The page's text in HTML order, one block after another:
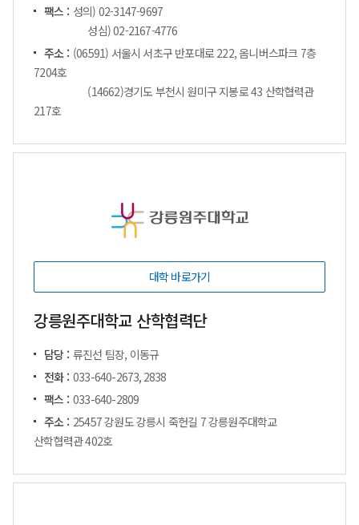
팩스 : 성의) 02-3147-9697
성심) 02-2167-4776
주소 : (06591) 서울시 서초구 반포대로 222, 옴니버스파크 7층
7204호
(14662)경기도 부천시 원미구 지봉로 43 산학협력관
217호
대학 바로가기
강릉원주대학교 산학협력단
담당 : 류진선 팀장, 이동규
전화 : 033-640-2673, 2838
팩스 : 033-640-2809
주소 : 25457 강원도 강릉시 죽헌길 7 강릉원주대학교
산학협력관 402호